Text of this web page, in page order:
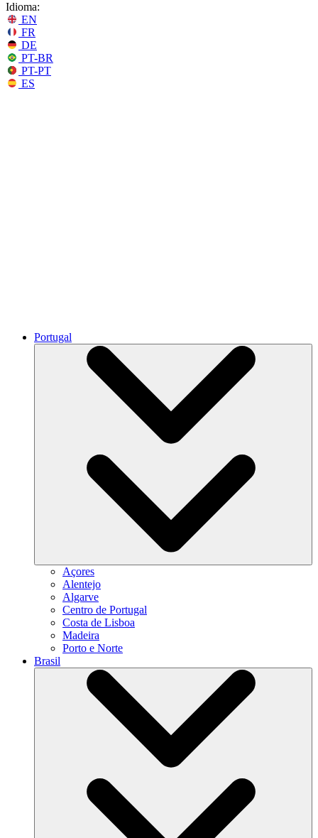
Idioma:
EN
FR
DE
PT-BR
PT-PT
ES
Portugal
Açores
Alentejo
Algarve
Centro de Portugal
Costa de Lisboa
Madeira
Porto e Norte
Brasil